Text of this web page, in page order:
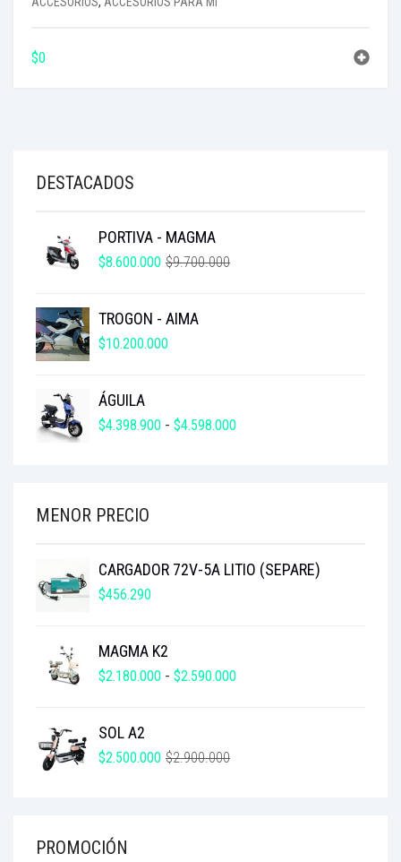
$0
DESTACADOS
PORTIVA - MAGMA
$9.700.000EL
$8.600.000
EL
TROGON - AIMA
$10.200.000
ÁGUILA
$4.398.900 - $4.598.000
MENOR PRECIO
CARGADOR 72V-5A LITIO (SEPARE)
$456.290
MAGMA K2
$2.180.000 - $2.590.000
SOL A2
$2.900.000EL
$2.500.000
EL
PROMOCIÓN